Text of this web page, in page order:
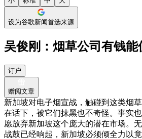
设为谷歌新闻首选来源
吴俊刚：烟草公司有钱能
订户
赠阅文章
新加坡对电子烟宣战，触碰到这类烟
在话下，被它们抹黑也不奇怪。事实
愿放弃新加坡这个庞大的潜在市场。
战鼓已经响起，新加坡必须倾全力以竟